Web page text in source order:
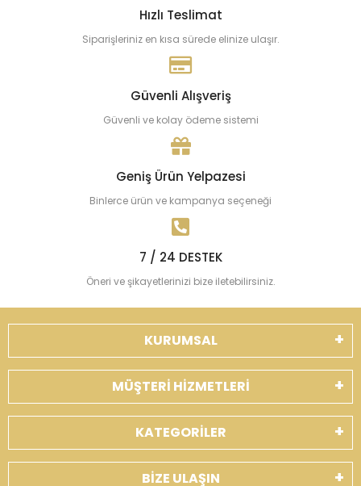
Hızlı Teslimat
Siparişleriniz en kısa sürede elinize ulaşır.
Güvenli Alışveriş
Güvenli ve kolay ödeme sistemi
Geniş Ürün Yelpazesi
Binlerce ürün ve kampanya seçeneği
7 / 24 DESTEK
Öneri ve şikayetlerinizi bize iletebilirsiniz.
KURUMSAL
MÜŞTERİ HİZMETLERİ
KATEGORİLER
BİZE ULAŞIN